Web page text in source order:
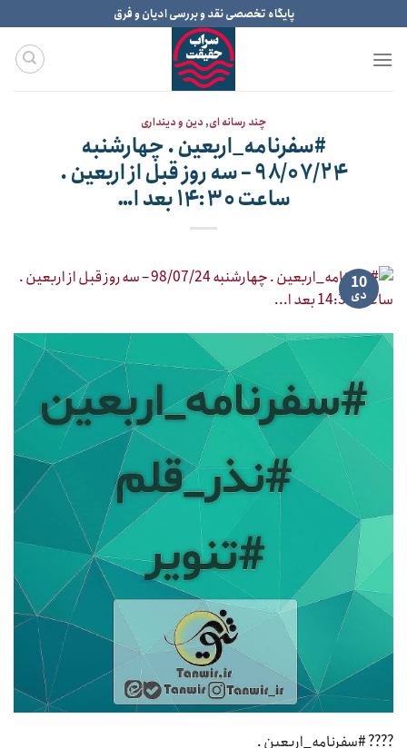
to
content
پایگاه تخصصی نقد و بررسی ادیان و فرق
چند رسانه ای,دین و دینداری
#سفرنامه_اربعین . چهارشنبه
۹۸/۰۷/۲۴ – سه روز قبل از اربعین .
ساعت ۱۴:۳۰ بعد ا…
10
دی
???? #سفرنامه_اربعین .